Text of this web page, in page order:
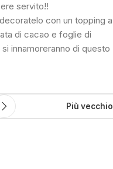
servito!!
con un topping a
di cacao e foglie di
innamoreranno di questo
Più vecchio